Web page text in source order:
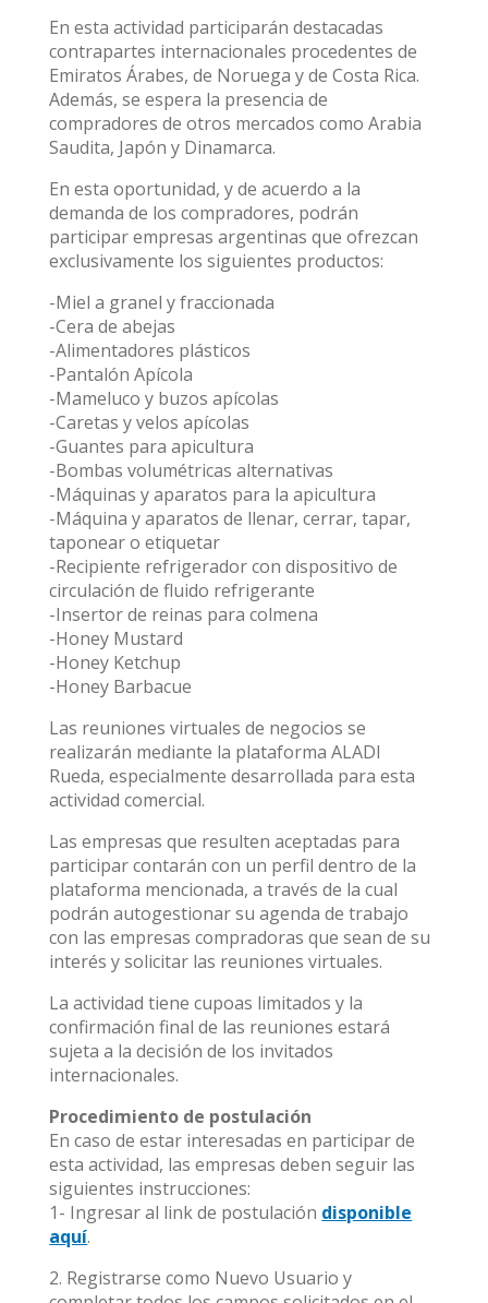
En esta actividad participarán destacadas
contrapartes internacionales procedentes de
Emiratos Árabes, de Noruega y de Costa Rica.
Además, se espera la presencia de
compradores de otros mercados como Arabia
Saudita, Japón y Dinamarca.
En esta oportunidad, y de acuerdo a la
demanda de los compradores, podrán
participar empresas argentinas que ofrezcan
exclusivamente los siguientes productos:
-Miel a granel y fraccionada
-Cera de abejas
-Alimentadores plásticos
-Pantalón Apícola
-Mameluco y buzos apícolas
-Caretas y velos apícolas
-Guantes para apicultura
-Bombas volumétricas alternativas
-Máquinas y aparatos para la apicultura
-Máquina y aparatos de llenar, cerrar, tapar,
taponear o etiquetar
-Recipiente refrigerador con dispositivo de
circulación de fluido refrigerante
-Insertor de reinas para colmena
-Honey Mustard
-Honey Ketchup
-Honey Barbacue
Las reuniones virtuales de negocios se
realizarán mediante la plataforma ALADI
Rueda, especialmente desarrollada para esta
actividad comercial.
Las empresas que resulten aceptadas para
participar contarán con un perfil dentro de la
plataforma mencionada, a través de la cual
podrán autogestionar su agenda de trabajo
con las empresas compradoras que sean de su
interés y solicitar las reuniones virtuales.
La actividad tiene cupoas limitados y la
confirmación final de las reuniones estará
sujeta a la decisión de los invitados
internacionales.
Procedimiento de postulación
En caso de estar interesadas en participar de
esta actividad, las empresas deben seguir las
siguientes instrucciones:
1- Ingresar al link de postulación disponible
aquí.
2. Registrarse como Nuevo Usuario y